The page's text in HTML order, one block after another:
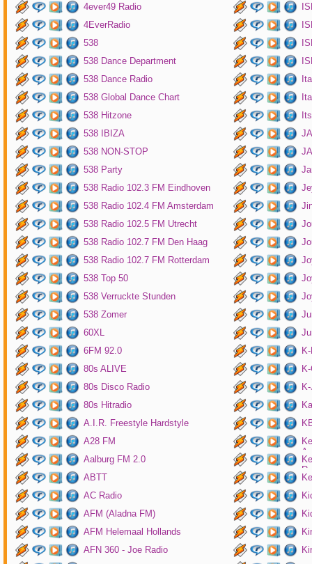
4ever49 Radio
4EverRadio
538
538 Dance Department
538 Dance Radio
538 Global Dance Chart
538 Hitzone
538 IBIZA
538 NON-STOP
538 Party
538 Radio 102.3 FM Eindhoven
538 Radio 102.4 FM Amsterdam
538 Radio 102.5 FM Utrecht
538 Radio 102.7 FM Den Haag
538 Radio 102.7 FM Rotterdam
538 Top 50
538 Verruckte Stunden
538 Zomer
60XL
6FM 92.0
80s ALIVE
80s Disco Radio
80s Hitradio
A.I.R. Freestyle Hardstyle
A28 FM
Aalburg FM 2.0
ABTT
AC Radio
AFM (Aladna FM)
AFM Helemaal Hollands
AFN 360 - Joe Radio